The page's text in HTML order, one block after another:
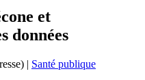
et
données
| Santé publique